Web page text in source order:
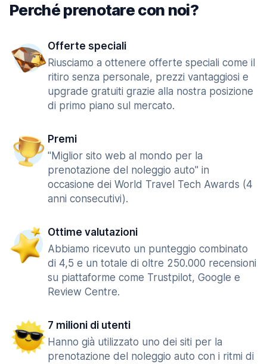
Perché prenotare con noi?
Offerte speciali
Riusciamo a ottenere offerte speciali come il
ritiro senza personale, prezzi vantaggiosi e
upgrade gratuiti grazie alla nostra posizione
di primo piano sul mercato.
Premi
"Miglior sito web al mondo per la
prenotazione del noleggio auto" in
occasione dei World Travel Tech Awards (4
anni consecutivi).
Ottime valutazioni
Abbiamo ricevuto un punteggio combinato
di 4,5 e un totale di oltre 250.000 recensioni
su piattaforme come Trustpilot, Google e
Review Centre.
7 milioni di utenti
Hanno già utilizzato uno dei siti per la
prenotazione del noleggio auto con i ritmi di